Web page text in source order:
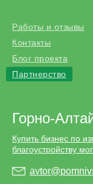
Работы и отзывы
Контакты
Блог проекта
Партнерство
Горно-
Купить бизнес по
благоустройству